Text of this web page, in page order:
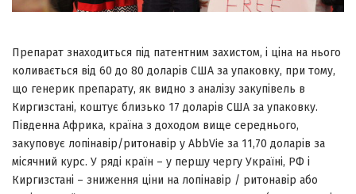
Препарат знаходиться під патентним захистом, і ціна на нього
коливається від 60 до 80 доларів США за упаковку, при тому,
що генерик препарату, як видно з аналізу закупівель в
Киргизстані, коштує близько 17 доларів США за упаковку.
Південна Африка, країна з доходом вище середнього,
закуповує лопінавір/ритонавір у AbbVie за 11,70 доларів за
місячний курс. У ряді країн – у першу чергу Україні, РФ і
Киргизстані – зниження ціни на лопінавір / ритонавір або